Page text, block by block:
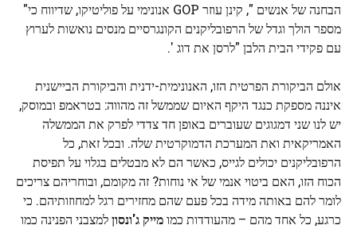
הבחנה של אנשים ", קינן עוזר GOP אנונימי על פוליטיקו, שדיווח כי"
מספר הולך וגדל של הרפובליקנים הקונגרסיים מנסים נואשות לערוץ
עם פקידי הבית הלבן "לרסן את דוג '.
אולם הביקורת הפרטית הזו, האנונימית-ידנית והביקורת הביישנית
איננה מספקת כנגד היקף האיום שממשל זה מהווה: בטראמפ ובמוסק,
יש לנו שני דמגוגים שעוברים באופן חד צדדי לפרק את הממשלה
האמריקאית ואת המערכת הדמוקרטית שלה. ובכל זאת, כל
הרפובליקנים יכולים לגייס, כאשר הם לא מבטלים בגלוי על תפיסת
הכוח הזו, האם ביטוי אנמי של אי נוחות? זה מקומם, ובוחריהם צריכים
לומר להם באותה מידה בכל פעם שהם מחזירים רגל למחוזותיהם. כי
כרגע, כל אחד מהם – מהעודדות כמומייק ג'ונסוןלמצבני הפנינה כמו